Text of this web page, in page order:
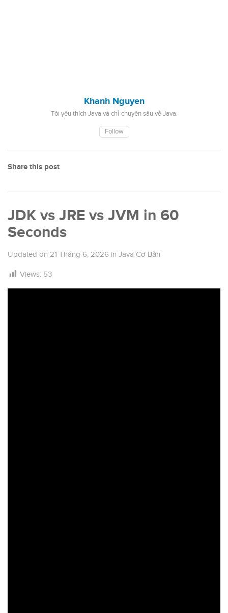
Khanh Nguyen
Tôi yêu thích Java và chỉ chuyên sâu về Java.
Follow
Share this post
JDK vs JRE vs JVM in 60
Seconds
Updated on 21 Tháng 6, 2026 in Java Cơ Bản
Views: 53